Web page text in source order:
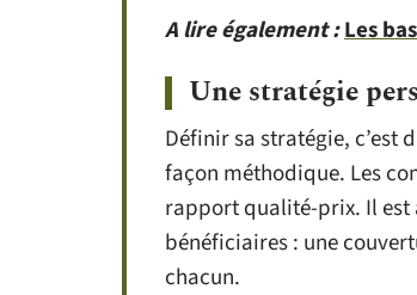
A lire également :Les
Une stratégie
Définir sa stratégie, c’est
façon méthodique. Les
rapport qualité-prix. Il est
bénéficiaires : une
chacun.